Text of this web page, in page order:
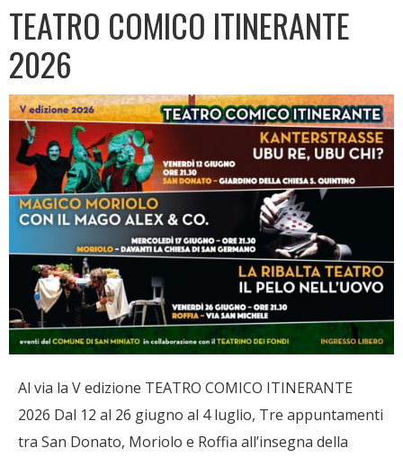
TEATRO COMICO ITINERANTE
2026
Al via la V edizione TEATRO COMICO ITINERANTE
2026 Dal 12 al 26 giugno al 4 luglio, Tre appuntamenti
tra San Donato, Moriolo e Roffia all’insegna della